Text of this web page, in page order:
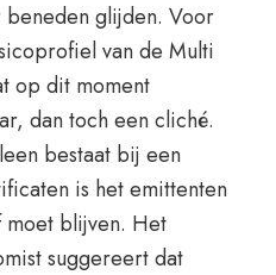
glijden. Voor
van de Multi
op dit moment
dan toch een cliché.
bestaat bij een
is het emittenten
blijven. Het
suggereert dat